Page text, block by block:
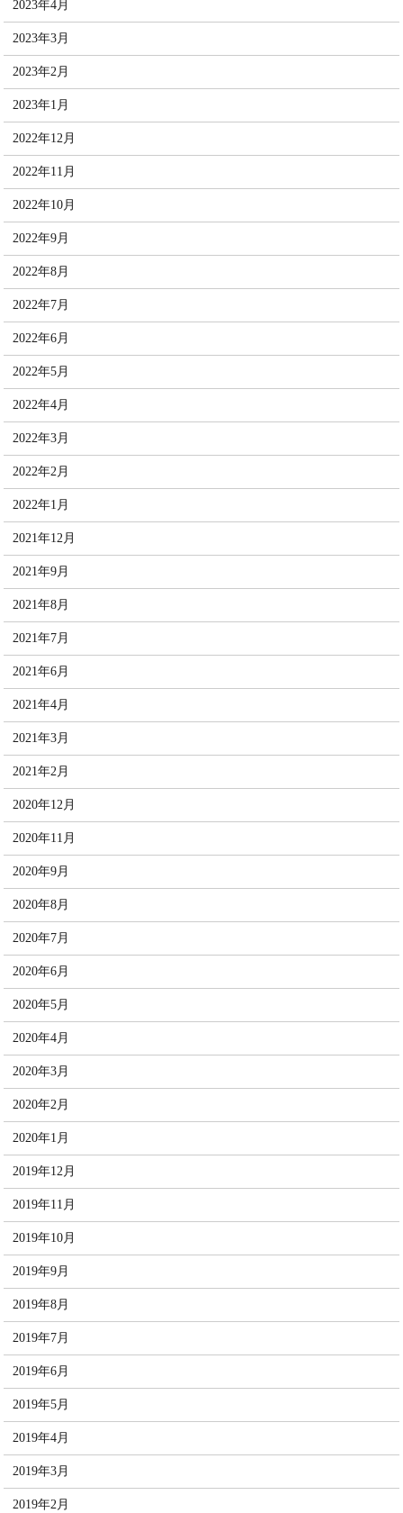
2023年4月
2023年3月
2023年2月
2023年1月
2022年12月
2022年11月
2022年10月
2022年9月
2022年8月
2022年7月
2022年6月
2022年5月
2022年4月
2022年3月
2022年2月
2022年1月
2021年12月
2021年9月
2021年8月
2021年7月
2021年6月
2021年4月
2021年3月
2021年2月
2020年12月
2020年11月
2020年9月
2020年8月
2020年7月
2020年6月
2020年5月
2020年4月
2020年3月
2020年2月
2020年1月
2019年12月
2019年11月
2019年10月
2019年9月
2019年8月
2019年7月
2019年6月
2019年5月
2019年4月
2019年3月
2019年2月